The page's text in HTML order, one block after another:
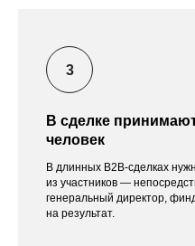
В сделке
человек
В длинных B2B-сделках
из участников —
генеральный директор,
на результат.